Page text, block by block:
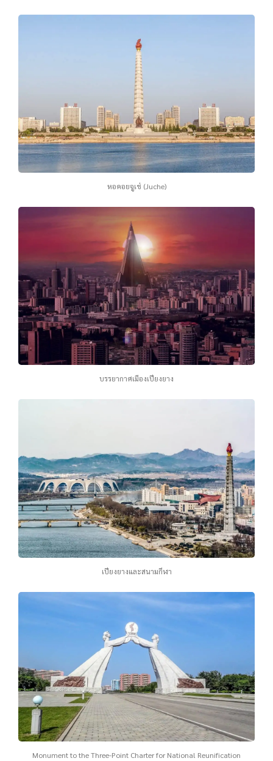
หอคอยจูเช่ (Juche)
บรรยากาศเมืองเปียงยาง
เปียงยางและสนามกีฬา
Monument to the Three-Point Charter for National Reunification